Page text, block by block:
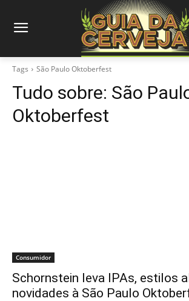
Tags São Paulo Oktoberfest
Tudo sobre: São
Oktoberfest
Consumidor
Schornstein leva IPAs, estilos
novidades à São Paulo